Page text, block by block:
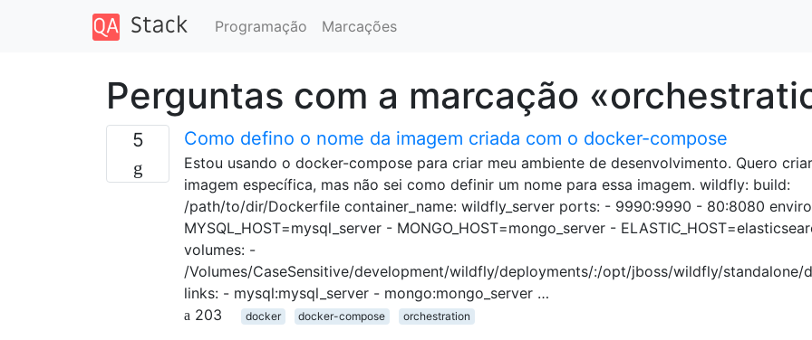
Programação Marcações
Perguntas com a marcação
5 Como defino o nome da imagem criada com o docker-compose
Estou usando o docker-compose para criar meu ambiente de desenvolvimento. Quero
imagem específica, mas não sei como definir um nome para essa imagem. wildfly: build:
/path/to/dir/Dockerfile container_name: wildfly_server ports: - 9990:9990 - 80:8080
MYSQL_HOST=mysql_server - MONGO_HOST=mongo_server -
volumes: -
/Volumes/CaseSensitive/development/wildfly/deployments/:/opt/jboss/wildfly/standalone/
links: - mysql:mysql_server - mongo:mongo_server …
203
docker docker-compose orchestration